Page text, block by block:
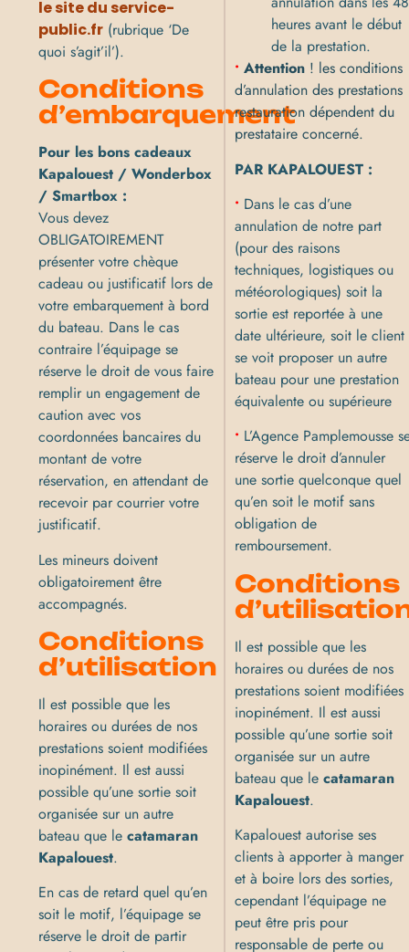
le site du service-
public.fr (rubrique ‘De
quoi s’agit’il’).
Conditions
d’embarquement
Pour les bons cadeaux
Kapalouest / Wonderbox
/ Smartbox :
Vous devez
OBLIGATOIREMENT
présenter votre chèque
cadeau ou justificatif lors de
votre embarquement à bord
du bateau. Dans le cas
contraire l’équipage se
réserve le droit de vous faire
remplir un engagement de
caution avec vos
coordonnées bancaires du
montant de votre
réservation, en attendant de
recevoir par courrier votre
justificatif.
Les mineurs doivent
obligatoirement être
accompagnés.
Conditions
d’utilisation
Il est possible que les
horaires ou durées de nos
prestations soient modifiées
inopinément. Il est aussi
possible qu’une sortie soit
organisée sur un autre
bateau que lecatamaran
Kapalouest.
En cas de retard quel qu’en
soit le motif, l’équipage se
réserve le droit de partir
heures avant le début
de la prestation.
•Attention ! les conditions
d’annulation des prestations
restauration dépendent du
prestataire concerné.
PAR KAPALOUEST :
• Dans le cas d’une
annulation de notre part
(pour des raisons
techniques, logistiques ou
météorologiques) soit la
sortie est reportée à une
date ultérieure, soit le client
se voit proposer un autre
bateau pour une prestation
équivalente ou supérieure
• L’Agence Pamplemousse
réserve le droit d’annuler
une sortie quelconque quel
qu’en soit le motif sans
obligation de
remboursement.
Conditions
Il est possible que les
horaires ou durées de nos
prestations soient modifiées
inopinément. Il est aussi
possible qu’une sortie soit
organisée sur un autre
bateau que lecatamaran
Kapalouest.
Kapalouest autorise ses
clients à apporter à manger
et à boire lors des sorties,
cependant l’équipage ne
peut être pris pour
responsable de perte ou